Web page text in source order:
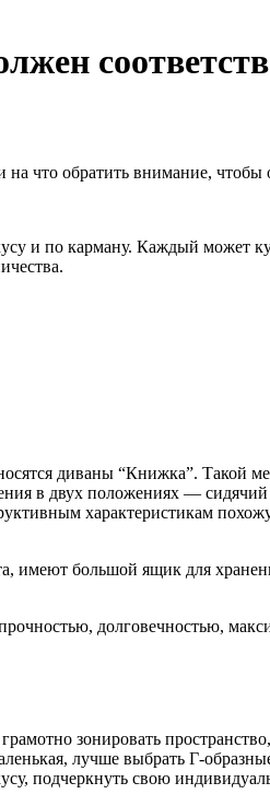
на что обратить внимание,
и по карману. Каждый может
диваны “Книжка”. Такой
в двух положениях —
характеристикам
имеют большой ящик для
долговечностью,
зонировать
лучше выбрать Г-
подчеркнуть свою